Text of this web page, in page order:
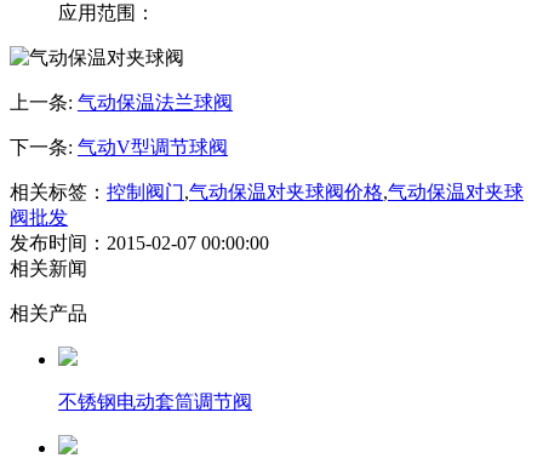
应用范围：
上一条: 气动保温法兰球阀
下一条: 气动V型调节球阀
相关标签： 控制阀门,气动保温对夹球阀价格,气动保温对夹球
阀批发
发布时间：2015-02-07 00:00:00
相关新闻
相关产品
不锈钢电动套筒调节阀